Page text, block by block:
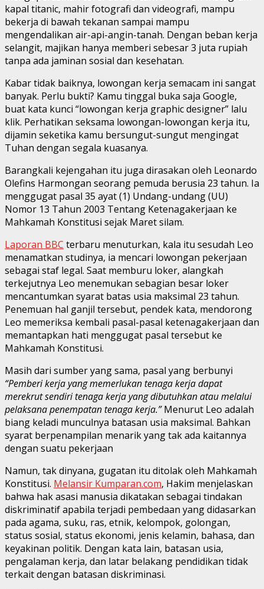
kapal titanic, mahir fotografi dan videografi, mampu
bekerja di bawah tekanan sampai mampu
mengendalikan air-api-angin-tanah. Dengan beban kerja
selangit, majikan hanya memberi sebesar 3 juta rupiah
tanpa ada jaminan sosial dan kesehatan.
Kabar tidak baiknya, lowongan kerja semacam ini sangat
banyak. Perlu bukti? Kamu tinggal buka saja Google,
buat kata kunci “lowongan kerja graphic designer” lalu
klik. Perhatikan seksama lowongan-lowongan kerja itu,
dijamin seketika kamu bersungut-sungut mengingat
Tuhan dengan segala kuasanya.
Barangkali kejengahan itu juga dirasakan oleh Leonardo
Olefins Harmongan seorang pemuda berusia 23 tahun. Ia
menggugat pasal 35 ayat (1) Undang-undang (UU)
Nomor 13 Tahun 2003 Tentang Ketenagakerjaan ke
Mahkamah Konstitusi sejak Maret silam.
Laporan BBC terbaru menuturkan, kala itu sesudah Leo
menamatkan studinya, ia mencari lowongan pekerjaan
sebagai staf legal. Saat memburu loker, alangkah
terkejutnya Leo menemukan sebagian besar loker
mencantumkan syarat batas usia maksimal 23 tahun.
Penemuan hal ganjil tersebut, pendek kata, mendorong
Leo memeriksa kembali pasal-pasal ketenagakerjaan dan
memantapkan hati menggugat pasal tersebut ke
Mahkamah Konstitusi.
Masih dari sumber yang sama, pasal yang berbunyi
“Pemberi kerja yang memerlukan tenaga kerja dapat
merekrut sendiri tenaga kerja yang dibutuhkan atau melalui
pelaksana penempatan tenaga kerja.”Menurut Leo adalah
biang keladi munculnya batasan usia maksimal. Bahkan
syarat berpenampilan menarik yang tak ada kaitannya
dengan suatu pekerjaan
Namun, tak dinyana, gugatan itu ditolak oleh Mahkamah
Konstitusi. Melansir Kumparan.com, Hakim menjelaskan
bahwa hak asasi manusia dikatakan sebagai tindakan
diskriminatif apabila terjadi pembedaan yang didasarkan
pada agama, suku, ras, etnik, kelompok, golongan,
status sosial, status ekonomi, jenis kelamin, bahasa, dan
keyakinan politik. Dengan kata lain, batasan usia,
pengalaman kerja, dan latar belakang pendidikan tidak
terkait dengan batasan diskriminasi.